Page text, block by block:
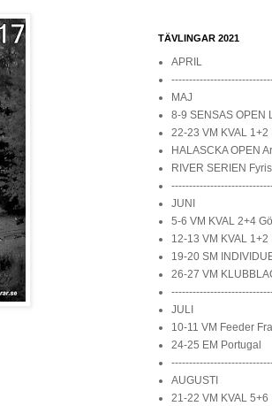
TÄVLINGAR 2021
APRIL
MAJ
8-9 SENSAS OPEN
22-23 VM KVAL 1+2
HALASCKA OPEN
RIVER SERIEN
JUNI
5-6 VM KVAL 2+4
12-13 VM KVAL
19-20 SM
26-27 VM
JULI
10-11 VM Feeder
24-25 EM Portugal
AUGUSTI
21-22 VM KVAL